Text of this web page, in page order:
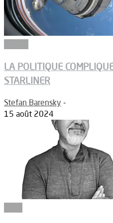
LA POLITIQUE
STARLINER
Stefan Barensky -
15 août 2024